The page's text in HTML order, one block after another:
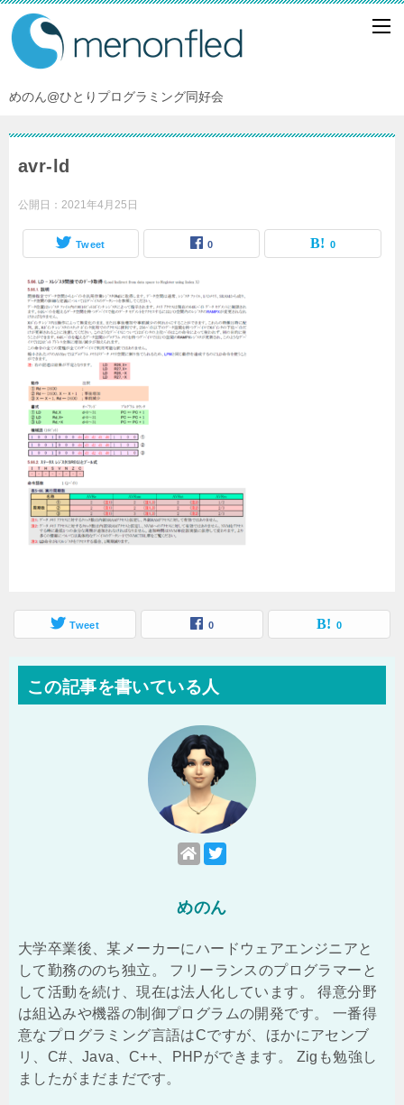
めのん@ひとりプログラミング同好会
avr-ld
公開日： 2021年4月25日
Tweet 0 0
Tweet 0 0
この記事を書いている人
めのん
大学卒業後、某メーカーにハードウェアエンジニアと
して勤務ののち独立。 フリーランスのプログラマーと
して活動を続け、現在は法人化しています。 得意分野
は組込みや機器の制御プログラムの開発です。 一番得
意なプログラミング言語はCですが、ほかにアセンブ
リ、C#、Java、C++、PHPができます。 Zigも勉強し
ましたがまだまだです。